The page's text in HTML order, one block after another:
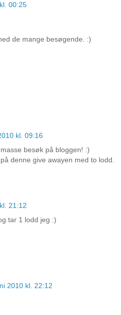
00:25
de mange besøgende. :)
kl. 09:16
besøk på bloggen! :)
denne give awayen med to lodd.
21:12
tar 1 lodd jeg :)
2010 kl. 22:12